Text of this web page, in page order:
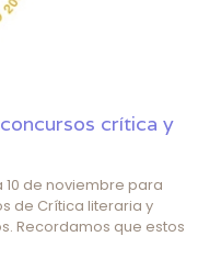
crítica y
de noviembre para
de Crítica literaria y
Recordamos que estos